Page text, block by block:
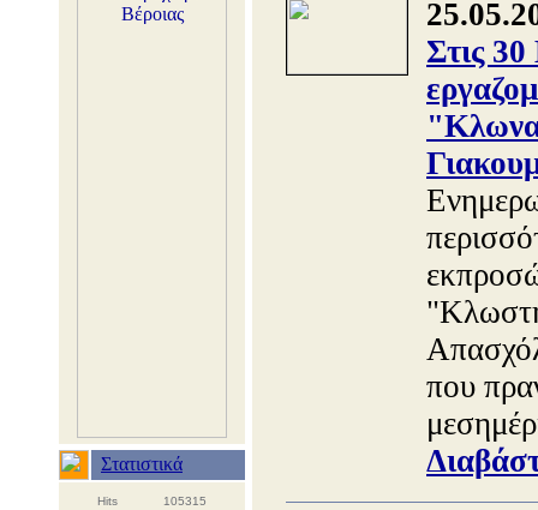
Στατιστικά
Hits
105315
Στις
που